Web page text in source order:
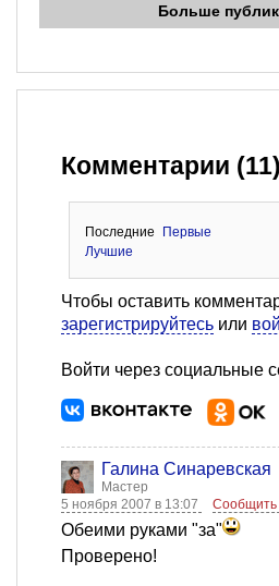
Больше
Комментарии
Последние
Первые
Лучшие
Чтобы оставить
зарегистрируйтесь или
Войти через социальные
Галина Синаревская
Мастер
5 ноября 2007 в 13:07
Сообщить
Обеими руками "за"
Проверено!